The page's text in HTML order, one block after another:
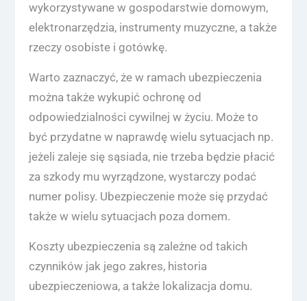
wykorzystywane w gospodarstwie domowym,
elektronarzędzia, instrumenty muzyczne, a także
rzeczy osobiste i gotówkę.
Warto zaznaczyć, że w ramach ubezpieczenia
można także wykupić ochronę od
odpowiedzialności cywilnej w życiu. Może to
być przydatne w naprawdę wielu sytuacjach np.
jeżeli zaleje się sąsiada, nie trzeba będzie płacić
za szkody mu wyrządzone, wystarczy podać
numer polisy. Ubezpieczenie może się przydać
także w wielu sytuacjach poza domem.
Koszty ubezpieczenia są zależne od takich
czynników jak jego zakres, historia
ubezpieczeniowa, a także lokalizacja domu.